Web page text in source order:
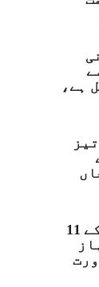
ہے،
جاں
ٹرمپ کا 7 ارب ڈالر کے 11